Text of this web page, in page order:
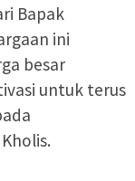
Bapak
ini
besar
untuk terus